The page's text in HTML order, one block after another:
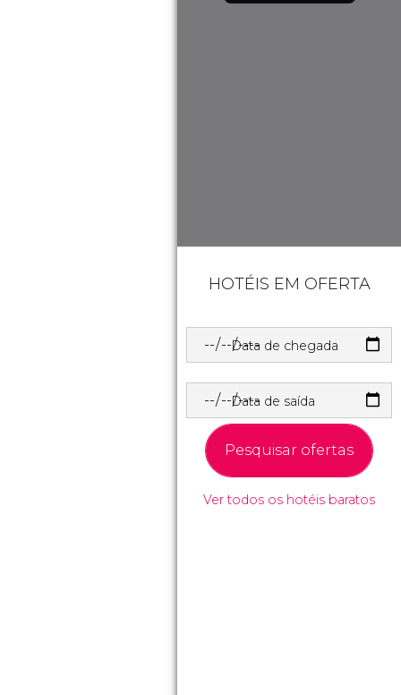
HOTÉIS EM OFERTA
Data de chegada
Data de saída
Pesquisar ofertas
Ver todos os hotéis baratos